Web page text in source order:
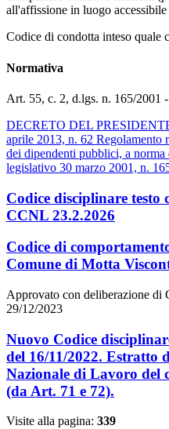
all'affissione in luogo
Codice di condotta inteso quale
Normativa
Art. 55, c. 2, d.lgs. n. 165/2001
DECRETO DEL
aprile 2013, n. 62 Regolamento
dei dipendenti pubblici, a
legislativo 30 marzo 2001, n.
Codice disciplinare testo
CCNL 23.2.2026
Codice di
Comune di Motta
Approvato con deliberazione di
29/12/2023
Nuovo Codice
del 16/11/2022. Estratto
Nazionale di Lavoro del
(da Art. 71 e 72).
Visite alla pagina: 339